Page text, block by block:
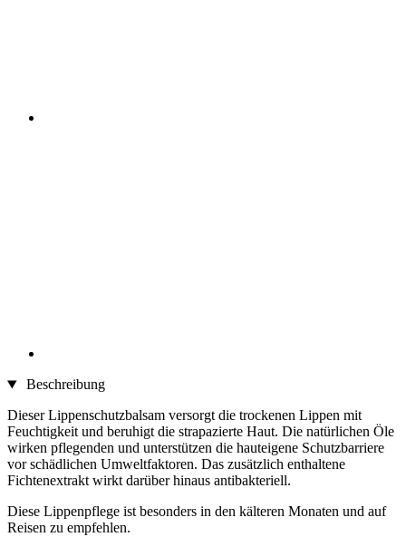
Beschreibung
Dieser Lippenschutzbalsam versorgt die trockenen Lippen mit
Feuchtigkeit und beruhigt die strapazierte Haut. Die natürlichen Öle
wirken pflegenden und unterstützen die hauteigene Schutzbarriere
vor schädlichen Umweltfaktoren. Das zusätzlich enthaltene
Fichtenextrakt wirkt darüber hinaus antibakteriell.
Diese Lippenpflege ist besonders in den kälteren Monaten und auf
Reisen zu empfehlen.